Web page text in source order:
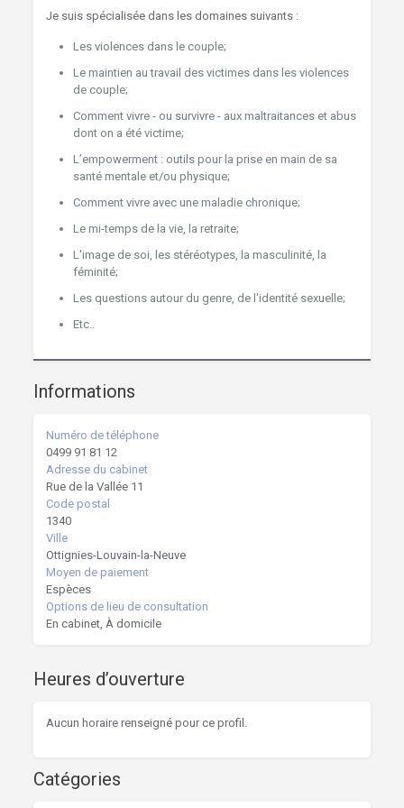
Je suis spécialisée dans les domaines suivants :
Les violences dans le couple;
Le maintien au travail des victimes dans les violences
de couple;
Comment vivre - ou survivre - aux maltraitances et abus
dont on a été victime;
L’empowerment : outils pour la prise en main de sa
santé mentale et/ou physique;
Comment vivre avec une maladie chronique;
Le mi-temps de la vie, la retraite;
L'image de soi, les stéréotypes, la masculinité, la
féminité;
Les questions autour du genre, de l'identité sexuelle;
Etc..
Informations
Numéro de téléphone
0499 91 81 12
Adresse du cabinet
Rue de la Vallée 11
Code postal
1340
Ville
Ottignies-Louvain-la-Neuve
Moyen de paiement
Espèces
Options de lieu de consultation
En cabinet, À domicile
Heures d’ouverture
Aucun horaire renseigné pour ce profil.
Catégories